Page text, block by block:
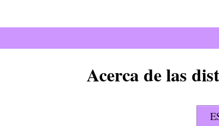
Acerca de las